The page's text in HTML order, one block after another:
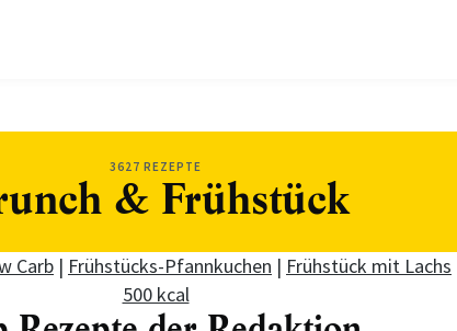
3627 REZEPTE
& Frühstück
Carb | Frühstücks-Pfannkuchen | Frühstück mit Lachs
500 kcal